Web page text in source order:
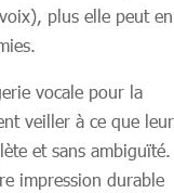
plus elle peut en
vocale pour la
veiller à ce que leur
et sans ambiguïté.
impression durable